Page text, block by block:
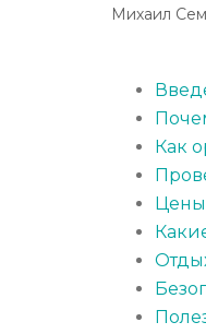
Михаил
Как